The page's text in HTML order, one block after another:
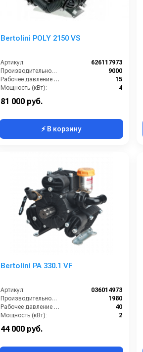
Bertolini POLY 2150 VS
Артикул:
626117973
Производительность (л/ч):
9000
Рабочее давление (бар):
15
Мощность (кВт):
4
81 000 руб.
⚡ В корзину
Bertolini PA 330.1 VF
Артикул:
036014973
Производительность (л/ч):
1980
Рабочее давление (бар):
40
Мощность (кВт):
2
44 000 руб.